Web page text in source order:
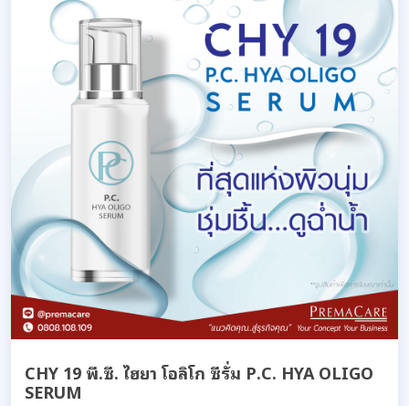
CHY 19 พี.ซี. ไฮยา โอลิโก ซีรั่ม P.C. HYA OLIGO
SERUM